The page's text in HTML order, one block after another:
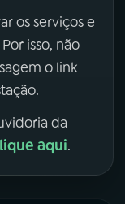
os serviços e
isso, não
o link
da
aqui.